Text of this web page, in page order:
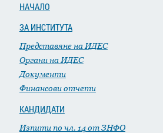
НАЧАЛО
ЗА ИНСТИТУТА
Представяне на ИДЕС
Органи на ИДЕС
Документи
Финансови отчети
КАНДИДАТИ
Изпити по чл. 14 от ЗНФО